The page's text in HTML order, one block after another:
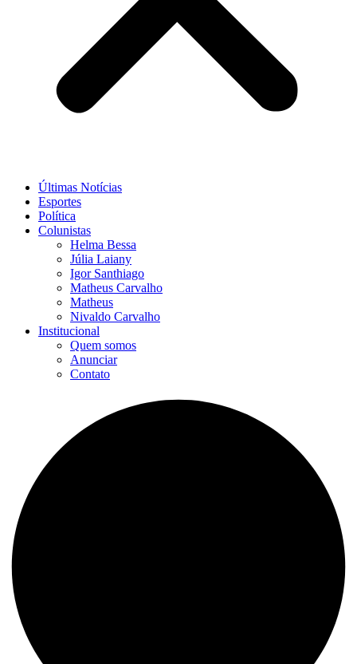
Últimas Notícias
Esportes
Política
Colunistas
Helma Bessa
Júlia Laiany
Igor Santhiago
Matheus Carvalho
Matheus
Nivaldo Carvalho
Institucional
Quem somos
Anunciar
Contato